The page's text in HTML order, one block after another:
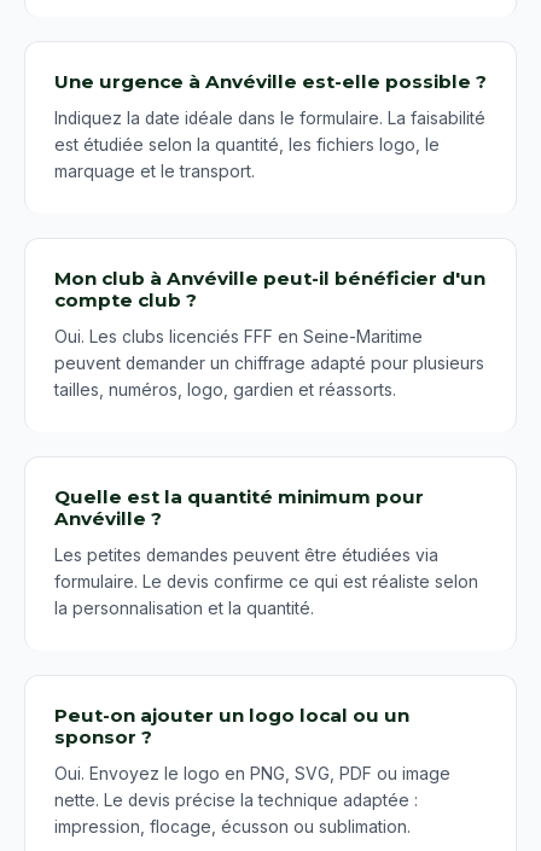
Une urgence à Anvéville est-elle possible ?
Indiquez la date idéale dans le formulaire. La faisabilité
est étudiée selon la quantité, les fichiers logo, le
marquage et le transport.
Mon club à Anvéville peut-il bénéficier d'un
compte club ?
Oui. Les clubs licenciés FFF en Seine-Maritime
peuvent demander un chiffrage adapté pour plusieurs
tailles, numéros, logo, gardien et réassorts.
Quelle est la quantité minimum pour
Anvéville ?
Les petites demandes peuvent être étudiées via
formulaire. Le devis confirme ce qui est réaliste selon
la personnalisation et la quantité.
Peut-on ajouter un logo local ou un
sponsor ?
Oui. Envoyez le logo en PNG, SVG, PDF ou image
nette. Le devis précise la technique adaptée :
impression, flocage, écusson ou sublimation.